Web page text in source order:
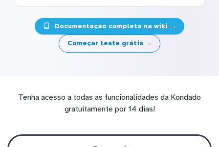
Documentação completa na wiki →
Começar teste grátis →
Tenha acesso a todas as funcionalidades da Kondado
gratuitamente por 14 dias!